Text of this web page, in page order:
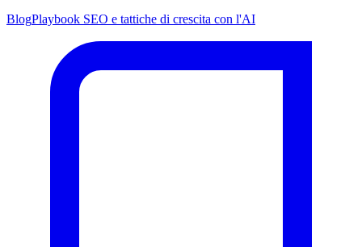
BlogPlaybook SEO e tattiche di crescita con l'AI